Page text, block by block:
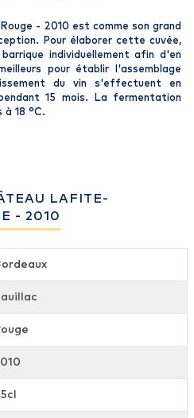
- 2010 est comme son grand
Pour élaborer cette cuvée,
individuellement afin d'en
pour établir l'assemblage
du vin s'effectuent en
15 mois. La fermentation
18 °C.
LAFITE-
- 2010